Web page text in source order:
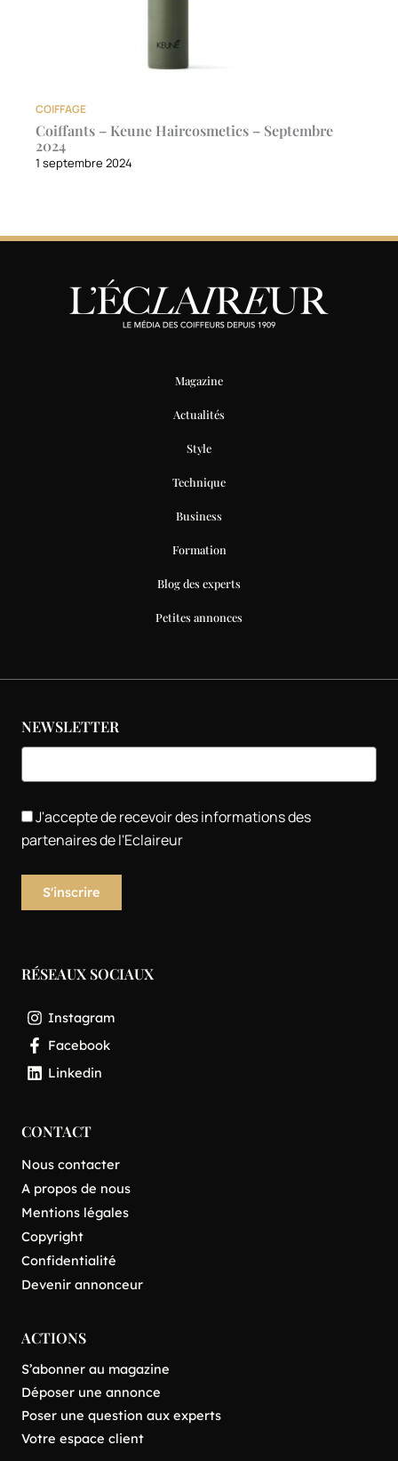
COIFFAGE
Coiffants – Keune Haircosmetics – Septembre
2024
1 septembre 2024
Magazine
Actualités
Style
Technique
Business
Formation
Blog des experts
Petites annonces
NEWSLETTER
J'accepte de recevoir des informations des
partenaires de l'Eclaireur
RÉSEAUX SOCIAUX
Instagram
Facebook
Linkedin
CONTACT
Nous contacter
A propos de nous
Mentions légales
Copyright
Confidentialité
Devenir annonceur
ACTIONS
S’abonner au magazine
Déposer une annonce
Poser une question aux experts
Votre espace client